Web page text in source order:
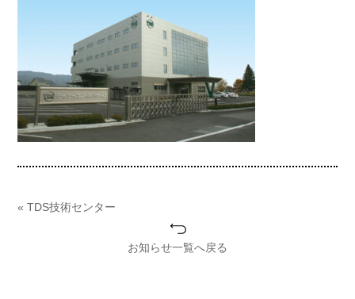
« TDS技術センター
お知らせ一覧へ戻る